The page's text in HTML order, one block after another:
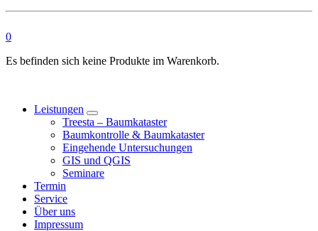
0
Es befinden sich keine Produkte im Warenkorb.
Leistungen
Treesta – Baumkataster
Baumkontrolle & Baumkataster
Eingehende Untersuchungen
GIS und QGIS
Seminare
Termin
Service
Über uns
Impressum